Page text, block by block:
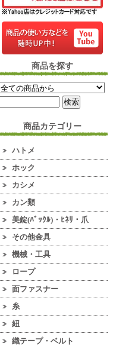
商品を探す
商品カテゴリー
ハトメ
ホック
カシメ
カン類
美錠(ﾊﾞｯｸﾙ)・ﾋﾈﾘ・爪
その他金具
機械・工具
ロープ
面ファスナー
糸
紐
織テープ・ベルト